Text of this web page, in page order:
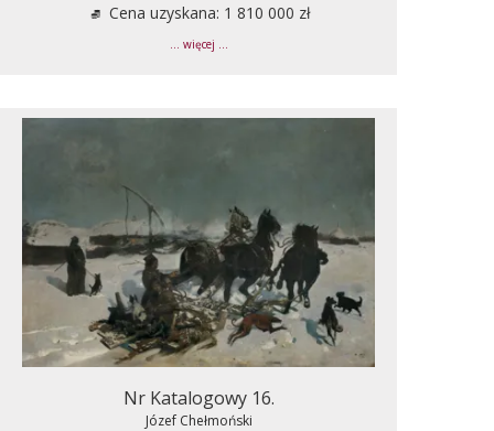
Cena uzyskana: 1 810 000 zł
... więcej ...
Nr Katalogowy 16.
Józef Chełmoński